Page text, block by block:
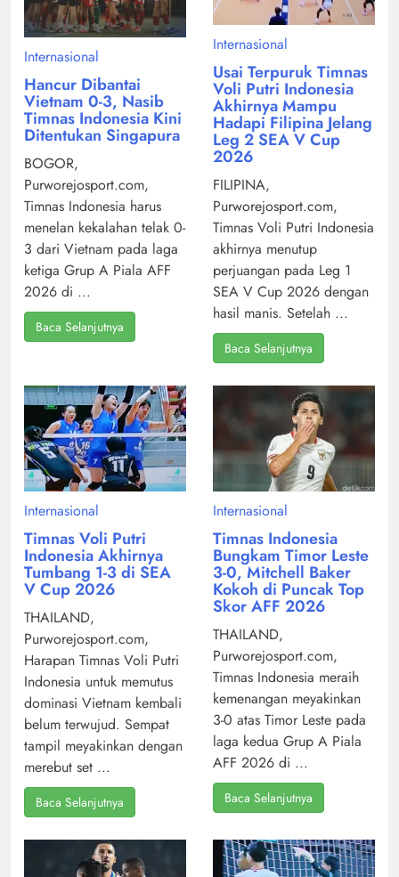
Internasional
Hancur Dibantai
Vietnam 0-3, Nasib
Timnas Indonesia Kini
Ditentukan Singapura
BOGOR,
Purworejosport.com,
Timnas Indonesia harus
menelan kekalahan telak 0-
3 dari Vietnam pada laga
ketiga Grup A Piala AFF
2026 di ...
Baca Selanjutnya
Internasional
Usai Terpuruk Timnas
Voli Putri Indonesia
Akhirnya Mampu
Hadapi Filipina Jelang
Leg 2 SEA V Cup
2026
FILIPINA,
Purworejosport.com,
Timnas Voli Putri Indonesia
akhirnya menutup
perjuangan pada Leg 1
SEA V Cup 2026 dengan
hasil manis. Setelah ...
Baca Selanjutnya
Internasional
Timnas Voli Putri
Indonesia Akhirnya
Tumbang 1-3 di SEA
V Cup 2026
THAILAND,
Purworejosport.com,
Harapan Timnas Voli Putri
Indonesia untuk memutus
dominasi Vietnam kembali
belum terwujud. Sempat
tampil meyakinkan dengan
merebut set ...
Baca Selanjutnya
Internasional
Timnas Indonesia
Bungkam Timor Leste
3-0, Mitchell Baker
Kokoh di Puncak Top
Skor AFF 2026
THAILAND,
Purworejosport.com,
Timnas Indonesia meraih
kemenangan meyakinkan
3-0 atas Timor Leste pada
laga kedua Grup A Piala
AFF 2026 di ...
Baca Selanjutnya